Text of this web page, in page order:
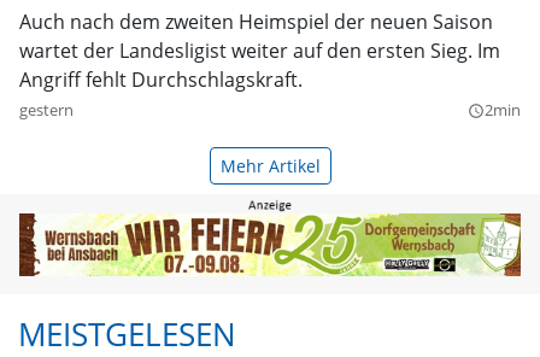
Auch nach dem zweiten Heimspiel der neuen Saison
wartet der Landesligist weiter auf den ersten Sieg. Im
Angriff fehlt Durchschlagskraft.
gestern query_builder2min
Mehr Artikel
MEISTGELESEN